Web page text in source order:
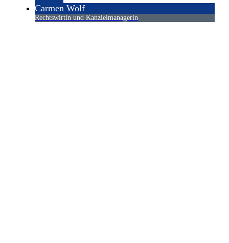
Carmen Wolf
Rechtswirtin und Kanzleimanagerin